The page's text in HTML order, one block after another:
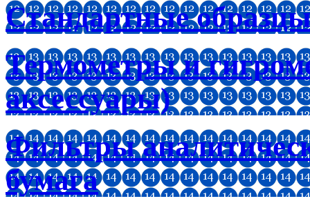
Стандартные
Термометры и
аксессуары)
Фильтры
бумага